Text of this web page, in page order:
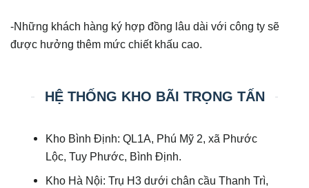
-Những khách hàng ký hợp đồng lâu dài với công ty sẽ
được hưởng thêm mức chiết khấu cao.
HỆ THỐNG KHO BÃI TRỌNG TẤN
Kho Bình Định: QL1A, Phú Mỹ 2, xã Phước
Lộc, Tuy Phước, Bình Định.
Kho Hà Nội: Trụ H3 dưới chân cầu Thanh Trì,